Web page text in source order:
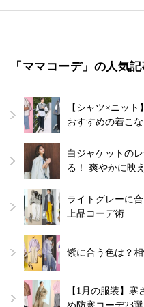
「ママコーデ」の人気
【シャツ×ニッ
おすすめの着こな
白ジャケットの
る！ 爽やかに映
ライトグレーに
上品コーデ術
紫に合う色は？
【1月の服装】